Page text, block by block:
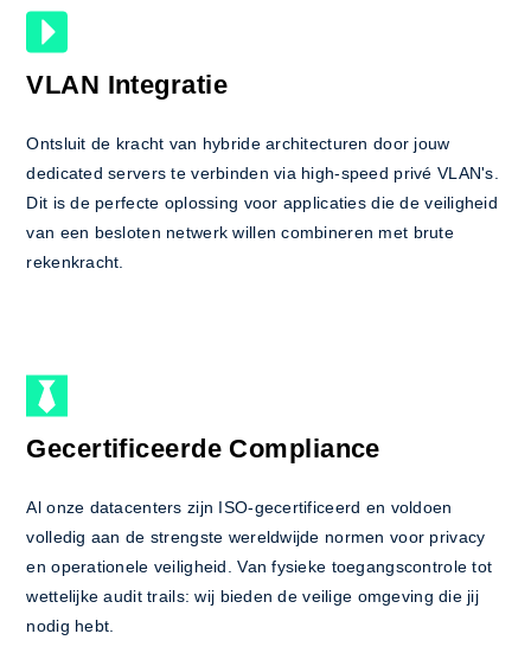
VLAN Integratie
Ontsluit de kracht van hybride architecturen door jouw
dedicated servers te verbinden via high-speed privé VLAN's.
Dit is de perfecte oplossing voor applicaties die de veiligheid
van een besloten netwerk willen combineren met brute
rekenkracht.
Gecertificeerde Compliance
Al onze datacenters zijn ISO-gecertificeerd en voldoen
volledig aan de strengste wereldwijde normen voor privacy
en operationele veiligheid. Van fysieke toegangscontrole tot
wettelijke audit trails: wij bieden de veilige omgeving die jij
nodig hebt.